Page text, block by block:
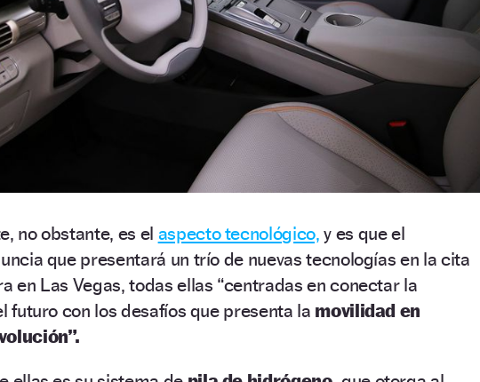
no obstante, es el aspecto tecnológico, y es que el
que presentará un trío de nuevas tecnologías en la cita
en Las Vegas, todas ellas “centradas en conectar la
futuro con los desafíos que presenta la movilidad en